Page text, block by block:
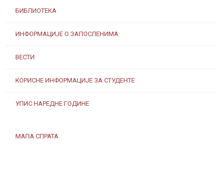
БИБЛИОТЕКА
ИНФОРМАЦИЈЕ О ЗАПОСЛЕНИМА
ВЕСТИ
КОРИСНЕ ИНФОРМАЦИЈЕ ЗА СТУДЕНТЕ
УПИС НАРЕДНЕ ГОДИНЕ
МАПА СПРАТА